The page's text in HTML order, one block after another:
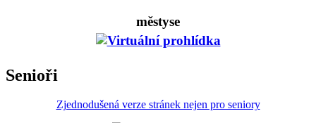
městyse
Senioři
Zjednodušená verze stránek nejen pro seniory